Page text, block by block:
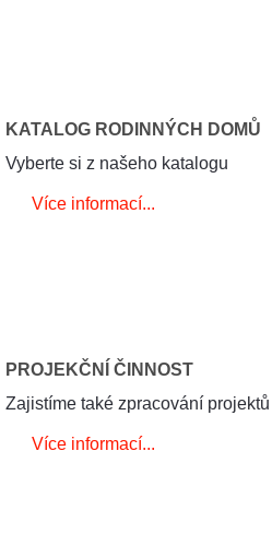
KATALOG RODINNÝCH DOMŮ
Vyberte si z našeho katalogu
Více informací...
PROJEKČNÍ ČINNOST
Zajistíme také zpracování projektů
Více informací...